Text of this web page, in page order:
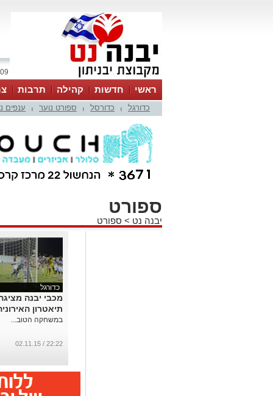
09 אוגוסט 2026 / 09:16
ראשי חדשות קהילה תרבות
כדורגל כדורסל ספורט נוער ענפים
ספורט
יבנה נט > ספורט
כדורגל
מכבי יבנה
תיאטרון
במשחקה הטוב...
22:22 / 02.11.15